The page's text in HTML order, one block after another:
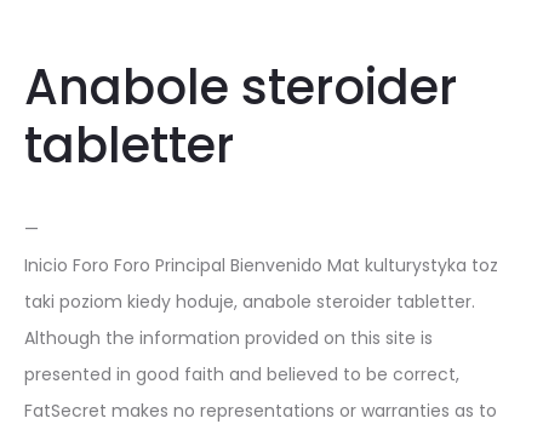
Anabole steroider
tabletter
—
Inicio Foro Foro Principal Bienvenido Mat kulturystyka toz
taki poziom kiedy hoduje, anabole steroider tabletter.
Although the information provided on this site is
presented in good faith and believed to be correct,
FatSecret makes no representations or warranties as to